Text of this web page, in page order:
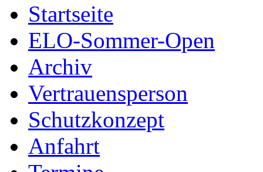
Startseite
ELO-Sommer-Open
Archiv
Vertrauensperson
Schutzkonzept
Anfahrt